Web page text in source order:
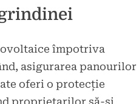
împotriva
asigurarea panourilor
oferi o protecție
proprietarilor să-și